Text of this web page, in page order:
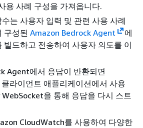
용 사례 구성을 가져옵니다.
는 사용자 입력 및 관련 사용 사례
구성된 Amazon Bedrock Agent
에
빌드하고 전송하여 사용자 의도를 이
Agent에서 응답이 반환되면
라이언트 애플리케이션에서 사용
을 통해 응답을 다시 스트
CloudWatch를 사용하여 다양한